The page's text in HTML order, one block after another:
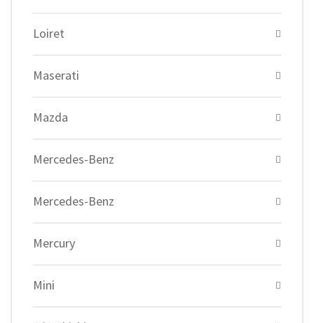
Loiret
Maserati
Mazda
Mercedes-Benz
Mercedes-Benz
Mercury
Mini